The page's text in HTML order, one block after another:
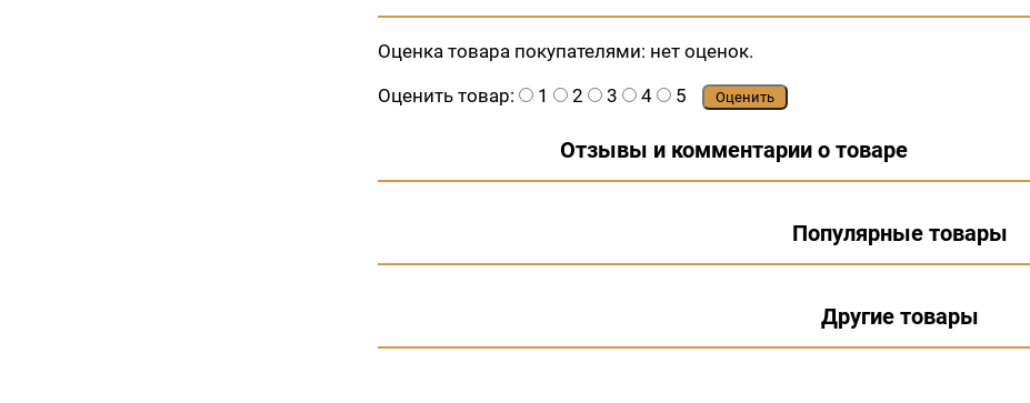
Оценка товара покупателями: нет оценок.
Оценить товар:
1 2 3 4 5 Оценить
Отзывы и комментарии о товаре
Популярные товары
Другие товары